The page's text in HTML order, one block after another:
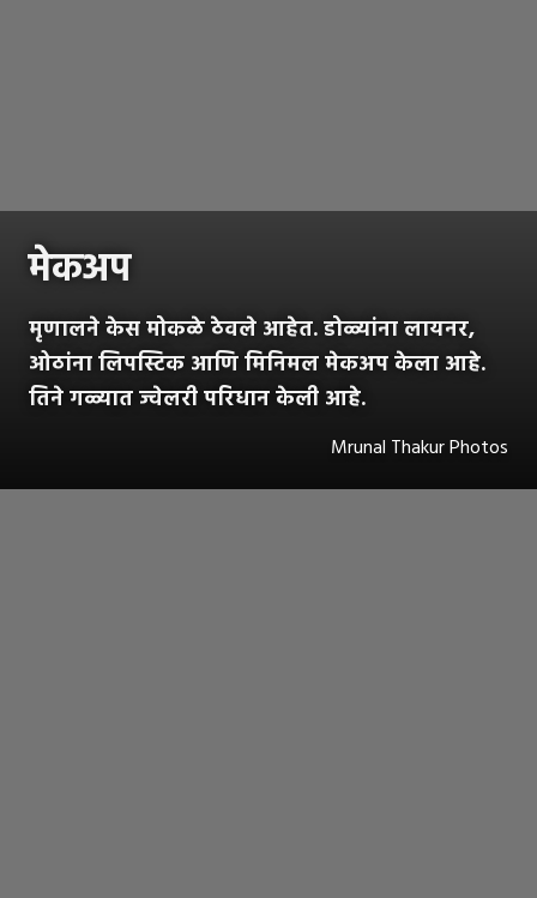
मेकअप
मृणालने केस मोकळे ठेवले आहेत. डोळ्यांना लायनर,
ओठांना लिपस्टिक आणि मिनिमल मेकअप केला आहे.
तिने गळ्यात ज्वेलरी परिधान केली आहे.
Mrunal Thakur Photos